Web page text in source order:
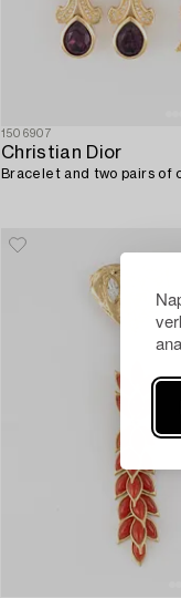
1506907
Christian Dior
Bracelet and two pairs of